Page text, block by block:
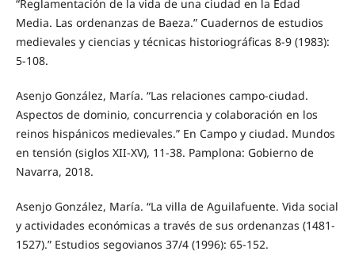
“Reglamentación de la vida de una ciudad en la Edad
Media. Las ordenanzas de Baeza.” Cuadernos de estudios
medievales y ciencias y técnicas historiográficas 8-9 (1983):
5-108.
Asenjo González, María. “Las relaciones campo-ciudad.
Aspectos de dominio, concurrencia y colaboración en los
reinos hispánicos medievales.” En Campo y ciudad. Mundos
en tensión (siglos XII-XV), 11-38. Pamplona: Gobierno de
Navarra, 2018.
Asenjo González, María. “La villa de Aguilafuente. Vida social
y actividades económicas a través de sus ordenanzas (1481-
1527).” Estudios segovianos 37/4 (1996): 65-152.